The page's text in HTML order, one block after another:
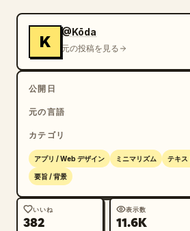
K
@Kōda
元の投稿を見る
公開日
元の言語
カテゴリ
アプリ / Web デザイン ミニマリズム テキス
要旨 / 背景
いいね
382
表示数
11.6K